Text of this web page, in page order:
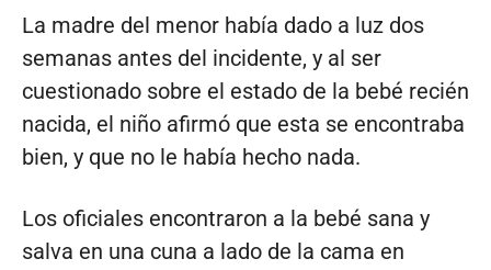
La madre del menor había dado a luz dos
semanas antes del incidente, y al ser
cuestionado sobre el estado de la bebé recién
nacida, el niño afirmó que esta se encontraba
bien, y que no le había hecho nada.
Los oficiales encontraron a la bebé sana y
salva en una cuna a lado de la cama en